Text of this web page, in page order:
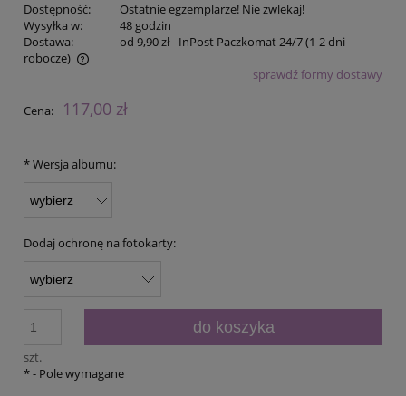
Dostępność:
Ostatnie egzemplarze! Nie zwlekaj!
Wysyłka w:
48 godzin
Dostawa:
od 9,90 zł- InPost Paczkomat 24/7 (1-2 dni
robocze)
Cena nie zawiera ewentualnych kosztów płatnościsprawdź formy dostawy
Cena: 117,00 zł
*Wersja albumu:
Dodaj ochronę na fotokarty:
szt.
do koszyka
*- Pole wymagane